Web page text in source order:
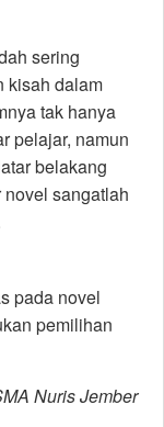
sering
kisah dalam
tak hanya
pelajar, namun
belakang
sangatlah
pada novel
pemilihan
Nuris Jember